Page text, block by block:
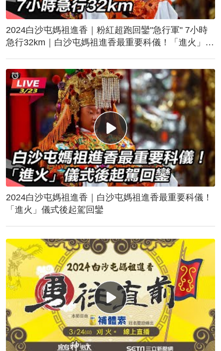
2024白沙屯媽祖進香｜粉紅超跑回鑾"急行軍" 7小時
急行32km｜白沙屯媽祖進香最重要科儀！「進火」儀
2024白沙屯媽祖進香｜白沙屯媽祖進香最重要科儀！
「進火」儀式後起駕回鑾